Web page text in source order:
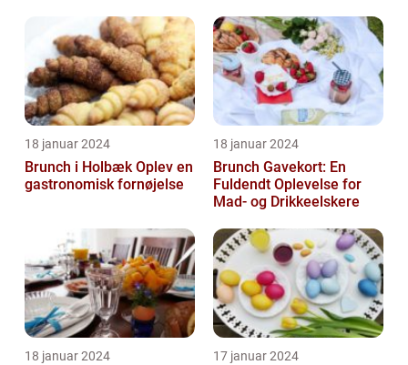
18 januar 2024
Brunch i Holbæk Oplev en
gastronomisk fornøjelse
18 januar 2024
Brunch Gavekort: En
Fuldendt Oplevelse for
Mad- og Drikkeelskere
18 januar 2024 17 januar 2024